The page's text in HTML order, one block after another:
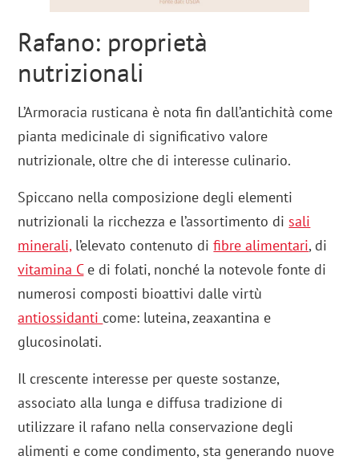
Rafano: proprietà
nutrizionali
L’Armoracia rusticana è nota fin dall’antichità come
pianta medicinale di significativo valore
nutrizionale, oltre che di interesse culinario.
Spiccano nella composizione degli elementi
nutrizionali la ricchezza e l’assortimento di sali
minerali, l’elevato contenuto difibre alimentari, di
vitamina Ce di folati, nonché la notevole fonte di
numerosi composti bioattivi dalle virtù
antiossidanti come: luteina, zeaxantina e
glucosinolati.
Il crescente interesse per queste sostanze,
associato alla lunga e diffusa tradizione di
utilizzare il rafano nella conservazione degli
alimenti e come condimento, sta generando nuove